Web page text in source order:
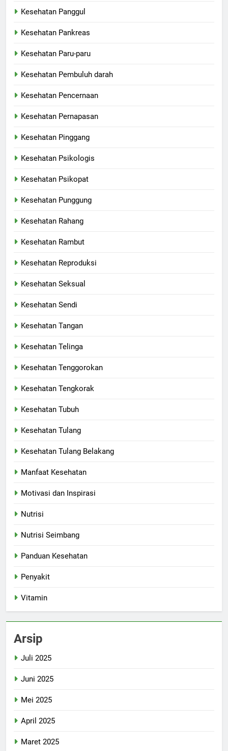
Kesehatan Panggul
Kesehatan Pankreas
Kesehatan Paru-paru
Kesehatan Pembuluh darah
Kesehatan Pencernaan
Kesehatan Pernapasan
Kesehatan Pinggang
Kesehatan Psikologis
Kesehatan Psikopat
Kesehatan Punggung
Kesehatan Rahang
Kesehatan Rambut
Kesehatan Reproduksi
Kesehatan Seksual
Kesehatan Sendi
Kesehatan Tangan
Kesehatan Telinga
Kesehatan Tenggorokan
Kesehatan Tengkorak
Kesehatan Tubuh
Kesehatan Tulang
Kesehatan Tulang Belakang
Manfaat Kesehatan
Motivasi dan Inspirasi
Nutrisi
Nutrisi Seimbang
Panduan Kesehatan
Penyakit
Vitamin
Arsip
Juli 2025
Juni 2025
Mei 2025
April 2025
Maret 2025